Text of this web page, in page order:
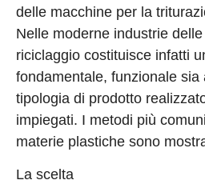
delle macchine per la
Nelle moderne industrie
riciclaggio costituisce infatti
fondamentale, funzionale sia
tipologia di prodotto
impiegati. I metodi più
materie plastiche sono
La scelta